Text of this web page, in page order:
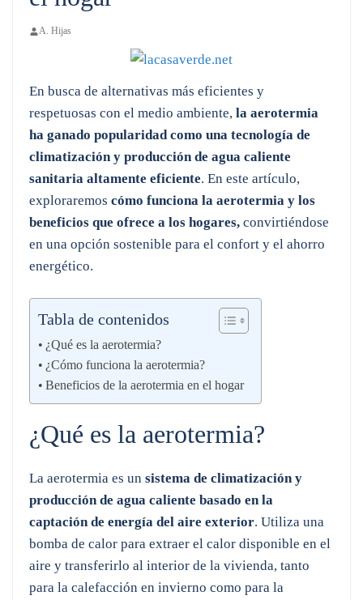
A. Hijas
En busca de alternativas más eficientes y
respetuosas con el medio ambiente, la aerotermia
ha ganado popularidad como una tecnología de
climatización y producción de agua caliente
sanitaria altamente eficiente. En este artículo,
exploraremos cómo funciona la aerotermia y los
beneficios que ofrece a los hogares, convirtiéndose
en una opción sostenible para el confort y el ahorro
energético.
Tabla de contenidos
¿Qué es la aerotermia?
¿Cómo funciona la aerotermia?
Beneficios de la aerotermia en el hogar
¿Qué es la aerotermia?
La aerotermia es un sistema de climatización y
producción de agua caliente basado en la
captación de energía del aire exterior. Utiliza una
bomba de calor para extraer el calor disponible en el
aire y transferirlo al interior de la vivienda, tanto
para la calefacción en invierno como para la